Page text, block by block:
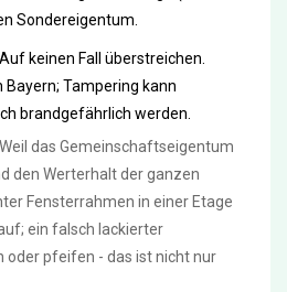
Sondereigentum.
keinen Fall überstreichen.
Bayern; Tampering kann
brandgefährlich werden.
das Gemeinschaftseigentum
den Werterhalt der ganzen
Fensterrahmen in einer Etage
ein falsch lackierter
oder pfeifen - das ist nicht nur